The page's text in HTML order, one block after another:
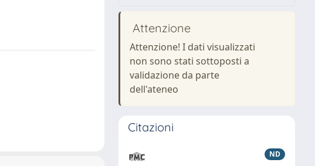
Attenzione
Attenzione! I dati visualizzati
non sono stati sottoposti a
validazione da parte
dell'ateneo
Citazioni
ND